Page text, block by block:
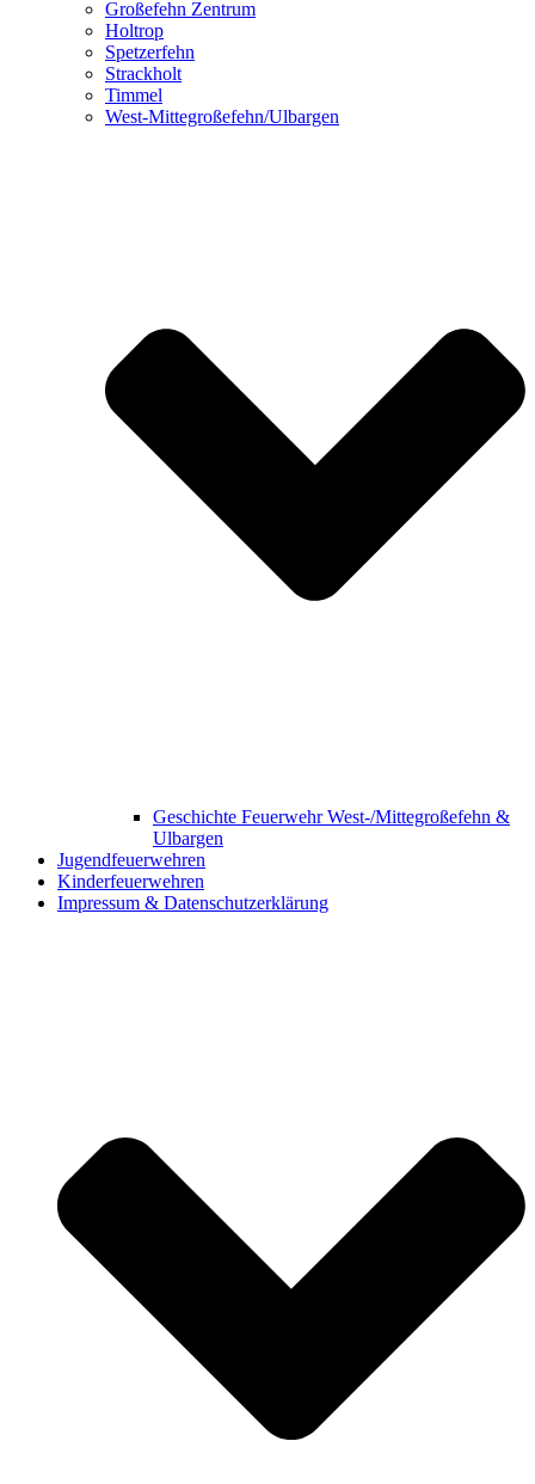
Großefehn Zentrum
Holtrop
Spetzerfehn
Strackholt
Timmel
West-Mittegroßefehn/Ulbargen
Geschichte Feuerwehr West-/Mittegroßefehn &
Ulbargen
Jugendfeuerwehren
Kinderfeuerwehren
Impressum & Datenschutzerklärung